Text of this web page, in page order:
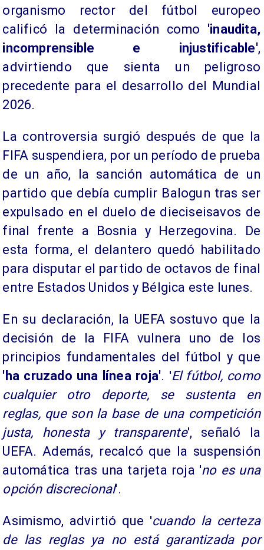
organismo rector del fútbol europeo
calificó la determinación como 'inaudita,
incomprensible e injustificable',
advirtiendo que sienta un peligroso
precedente para el desarrollo del Mundial
2026.
La controversia surgió después de que la
FIFA suspendiera, por un período de prueba
de un año, la sanción automática de un
partido que debía cumplir Balogun tras ser
expulsado en el duelo de dieciseisavos de
final frente a Bosnia y Herzegovina. De
esta forma, el delantero quedó habilitado
para disputar el partido de octavos de final
entre Estados Unidos y Bélgica este lunes.
En su declaración, la UEFA sostuvo que la
decisión de la FIFA vulnera uno de los
principios fundamentales del fútbol y que
'ha cruzado una línea roja'. 'El fútbol, como
cualquier otro deporte, se sustenta en
reglas, que son la base de una competición
justa, honesta y transparente', señaló la
UEFA. Además, recalcó que la suspensión
automática tras una tarjeta roja 'no es una
opción discrecional'.
Asimismo, advirtió que 'cuando la certeza
de las reglas ya no está garantizada por